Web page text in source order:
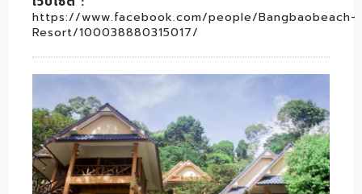
https://www.facebook.com/people/Bangbaobeach-
Resort/100038880315017/